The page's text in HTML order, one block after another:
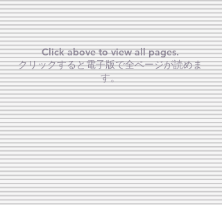
Click above to view all pages.
クリックすると電子版で全ページが読めま
す。